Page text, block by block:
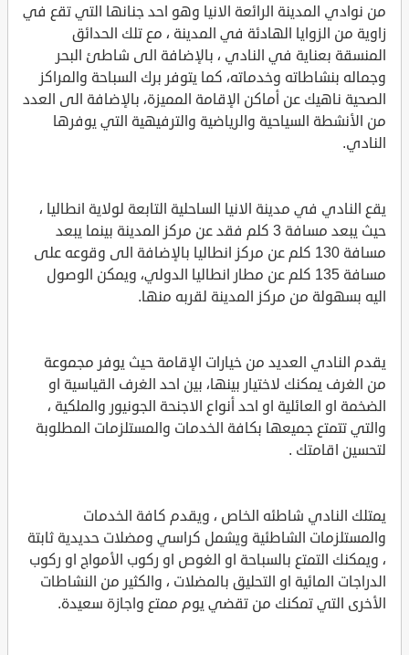
من نوادي المدينة الرائعة الانيا وهو احد جنانها التي تقع في
زاوية من الزوايا الهادئة في المدينة ، مع تلك الحدائق
المنسقة بعناية في النادي ، بالإضافة الى شاطئ البحر
وجماله بنشاطاته وخدماته، كما يتوفر برك السباحة والمراكز
الصحية ناهيك عن أماكن الإقامة المميزة، بالإضافة الى العدد
من الأنشطة السياحية والرياضية والترفيهية التي يوفرها
النادي.
يقع النادي في مدينة الانيا الساحلية التابعة لولاية انطاليا ،
حيث يبعد مسافة 3 كلم فقد عن مركز المدينة بينما يبعد
مسافة 130 كلم عن مركز انطاليا بالإضافة الى وقوعه على
مسافة 135 كلم عن مطار انطاليا الدولي، ويمكن الوصول
اليه بسهولة من مركز المدينة لقربه منها.
يقدم النادي العديد من خيارات الإقامة حيث يوفر مجموعة
من الغرف يمكنك لاختيار بينها، بين احد الغرف القياسية او
الضخمة او العائلية او احد أنواع الاجنحة الجونيور والملكية ،
والتي تتمتع جميعها بكافة الخدمات والمستلزمات المطلوبة
لتحسين اقامتك .
يمتلك النادي شاطئه الخاص ، ويقدم كافة الخدمات
والمستلزمات الشاطئية ويشمل كراسي ومضلات حديدية ثابتة
، ويمكنك التمتع بالسباحة او الغوص او ركوب الأمواج او ركوب
الدراجات المائية او التحليق بالمضلات ، والكثير من النشاطات
الأخرى التي تمكنك من تقضي يوم ممتع واجازة سعيدة.